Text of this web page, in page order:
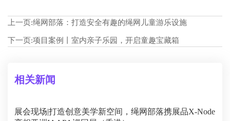
上一页:绳网部落：打造安全有趣的绳网儿童游乐设施
下一页:项目案例丨室内亲子乐园，开启童趣宝藏箱
相关新闻
展会现场|打造创意美学新空间，绳网部落携展品X-Node